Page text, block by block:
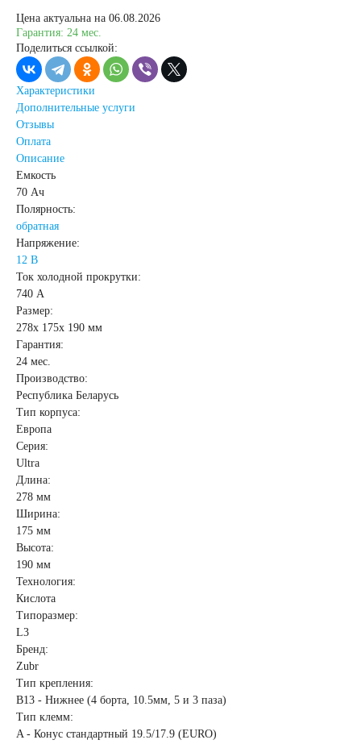
80 А/ч 82 А/ч
Аккумуляторы для
грузовых
140 А/ч
Цена актуальна на 06.08.2026
Гарантия: 24 мес.
Поделиться ссылкой:
Характеристики
Дополнительные услуги
Отзывы
Оплата
Описание
Емкость
70 Ач
Полярность:
обратная
Напряжение:
12 В
Ток холодной прокрутки:
740 А
Размер:
278x 175x 190 мм
Гарантия:
24 мес.
Производство:
Республика Беларусь
Тип корпуса:
Европа
Серия:
Ultra
Длина:
278 мм
Ширина:
175 мм
Высота:
190 мм
Технология:
Кислота
Типоразмер:
L3
Бренд:
Zubr
Тип крепления:
B13 - Нижнее (4 борта, 10.5мм, 5 и 3 паза)
Тип клемм:
A - Конус стандартный 19.5/17.9 (EURO)